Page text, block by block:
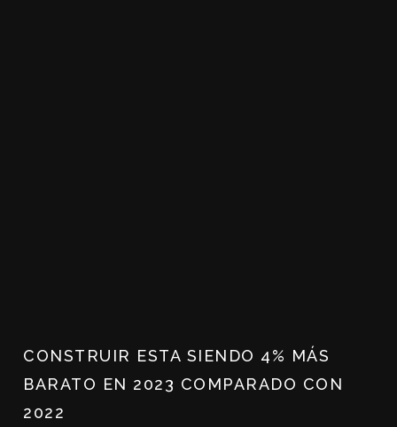
CONSTRUIR ESTA SIENDO 4% MÁS
BARATO EN 2023 COMPARADO CON
2022